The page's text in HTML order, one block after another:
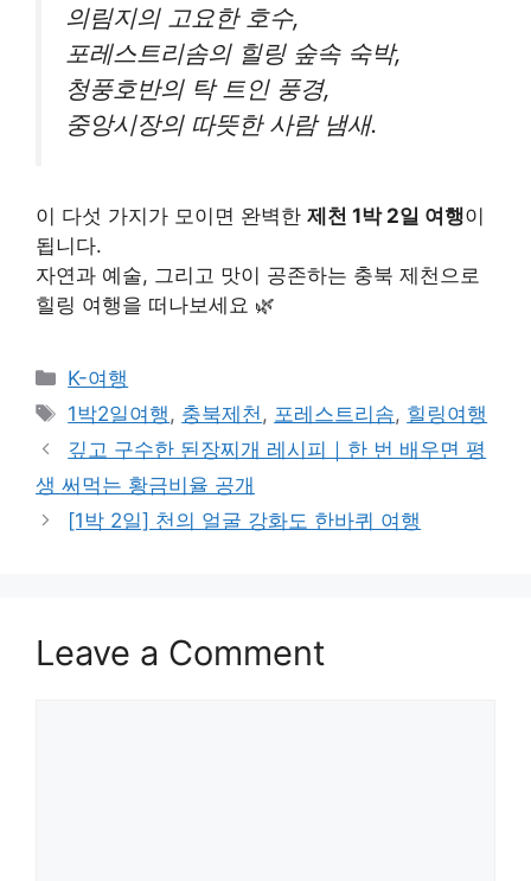
의림지의 고요한 호수,
포레스트리솜의 힐링 숲속 숙박,
청풍호반의 탁 트인 풍경,
중앙시장의 따뜻한 사람 냄새.
이 다섯 가지가 모이면 완벽한 제천 1박 2일 여행이
됩니다.
자연과 예술, 그리고 맛이 공존하는 충북 제천으로
힐링 여행을 떠나보세요 🌿
Categories
K-여행
Tags
1박2일여행, 충북제천, 포레스트리솜, 힐링여행
깊고 구수한 된장찌개 레시피｜한 번 배우면 평
생 써먹는 황금비율 공개
[1박 2일] 천의 얼굴 강화도 한바퀴 여행
Leave a Comment